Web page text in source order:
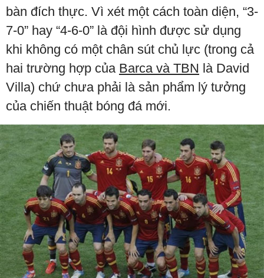
bàn đích thực. Vì xét một cách toàn diện, “3-
7-0” hay “4-6-0” là đội hình được sử dụng
khi không có một chân sút chủ lực (trong cả
hai trường hợp của Barca và TBN là David
Villa) chứ chưa phải là sản phẩm lý tưởng
của chiến thuật bóng đá mới.